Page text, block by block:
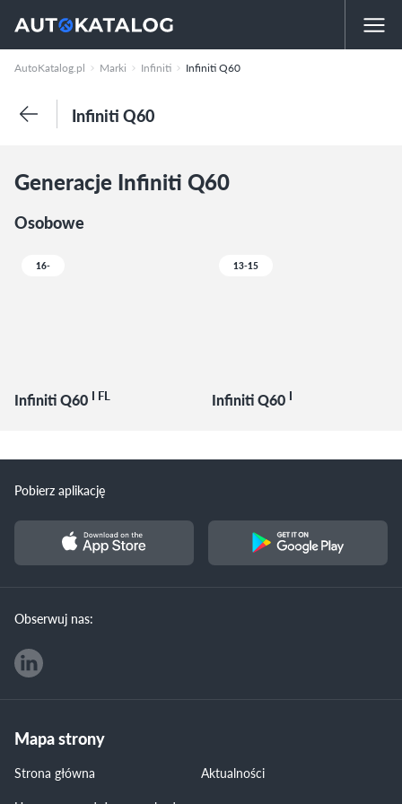
AutoKatalog.pl Marki Infiniti Infiniti Q60
Infiniti Q60
Generacje Infiniti Q60
Osobowe
16-
Infiniti Q60 I FL
13-15
Infiniti Q60 I
Pobierz aplikację
Obserwuj nas:
Mapa strony
Strona główna
Aktualności